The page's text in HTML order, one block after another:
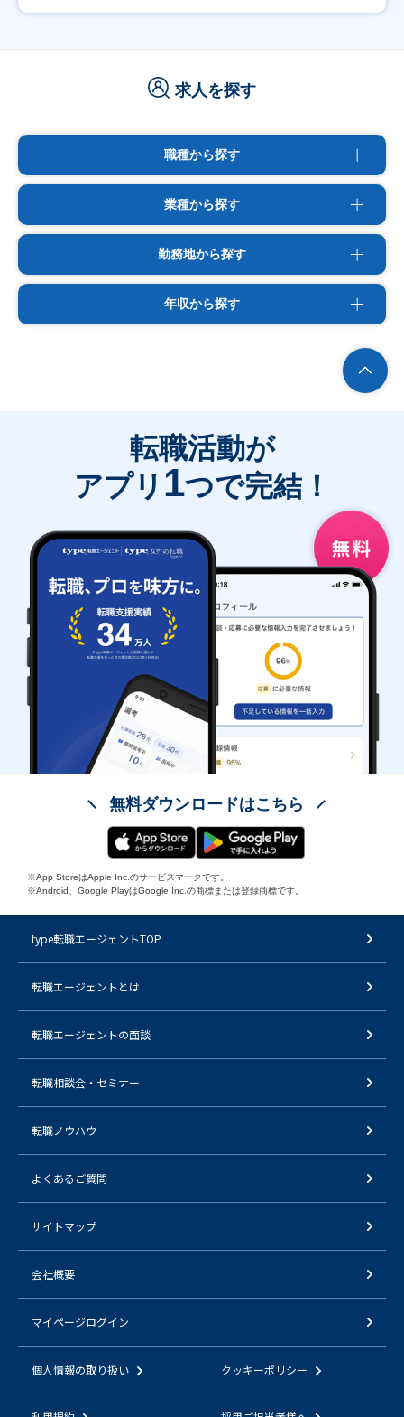
求人を探す
職種から探す
業種から探す
勤務地から探す
年収から探す
転職活動が
アプリ 1つで完結！
無料ダウンロードはこちら
※App StoreはApple Inc.のサービスマークです。
※Android、Google PlayはGoogle Inc.の商標または登録商標です。
type転職エージェントTOP
転職エージェントとは
転職エージェントの面談
転職相談会・セミナー
転職ノウハウ
よくあるご質問
サイトマップ
会社概要
マイページログイン
個人情報の取り扱い クッキーポリシー